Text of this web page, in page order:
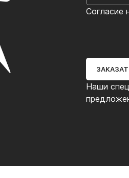
Наши
Согласие